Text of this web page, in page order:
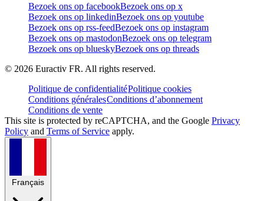
Bezoek ons op facebookBezoek ons op x
Bezoek ons op linkedinBezoek ons op youtube
Bezoek ons op rss-feedBezoek ons op instagram
Bezoek ons op mastodonBezoek ons op telegram
Bezoek ons op blueskyBezoek ons op threads
© 2026 Euractiv FR. All rights reserved.
Politique de confidentialitéPolitique cookies
Conditions généralesConditions d’abonnement
Conditions de vente
This site is protected by reCAPTCHA, and the Google Privacy
Policy and Terms of Service apply.
Français